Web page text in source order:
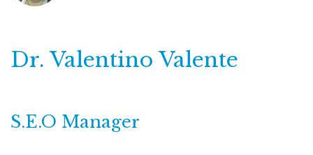
Dr. Valentino Valente
S.E.O Manager